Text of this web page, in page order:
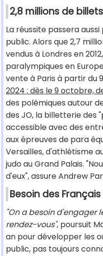
2,8 millions de billets
La réussite passera
public. Alors que 2,7
vendus à Londres en
paralympiques en
vente à Paris à partir du
2024 : dès le 9 octobre,
des polémiques autour
des JO, la billetterie des
accessible avec des
aux épreuves de para
Versailles, d'athlétisme
judo au Grand Palais.
d'eux", assure Andrew
Besoin des Français
"On a besoin d'engager
rendez-vous", poursuit
an pour développer les
public, pas toujours